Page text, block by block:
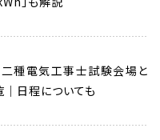
二種電気工事士試験会場と
日程についても